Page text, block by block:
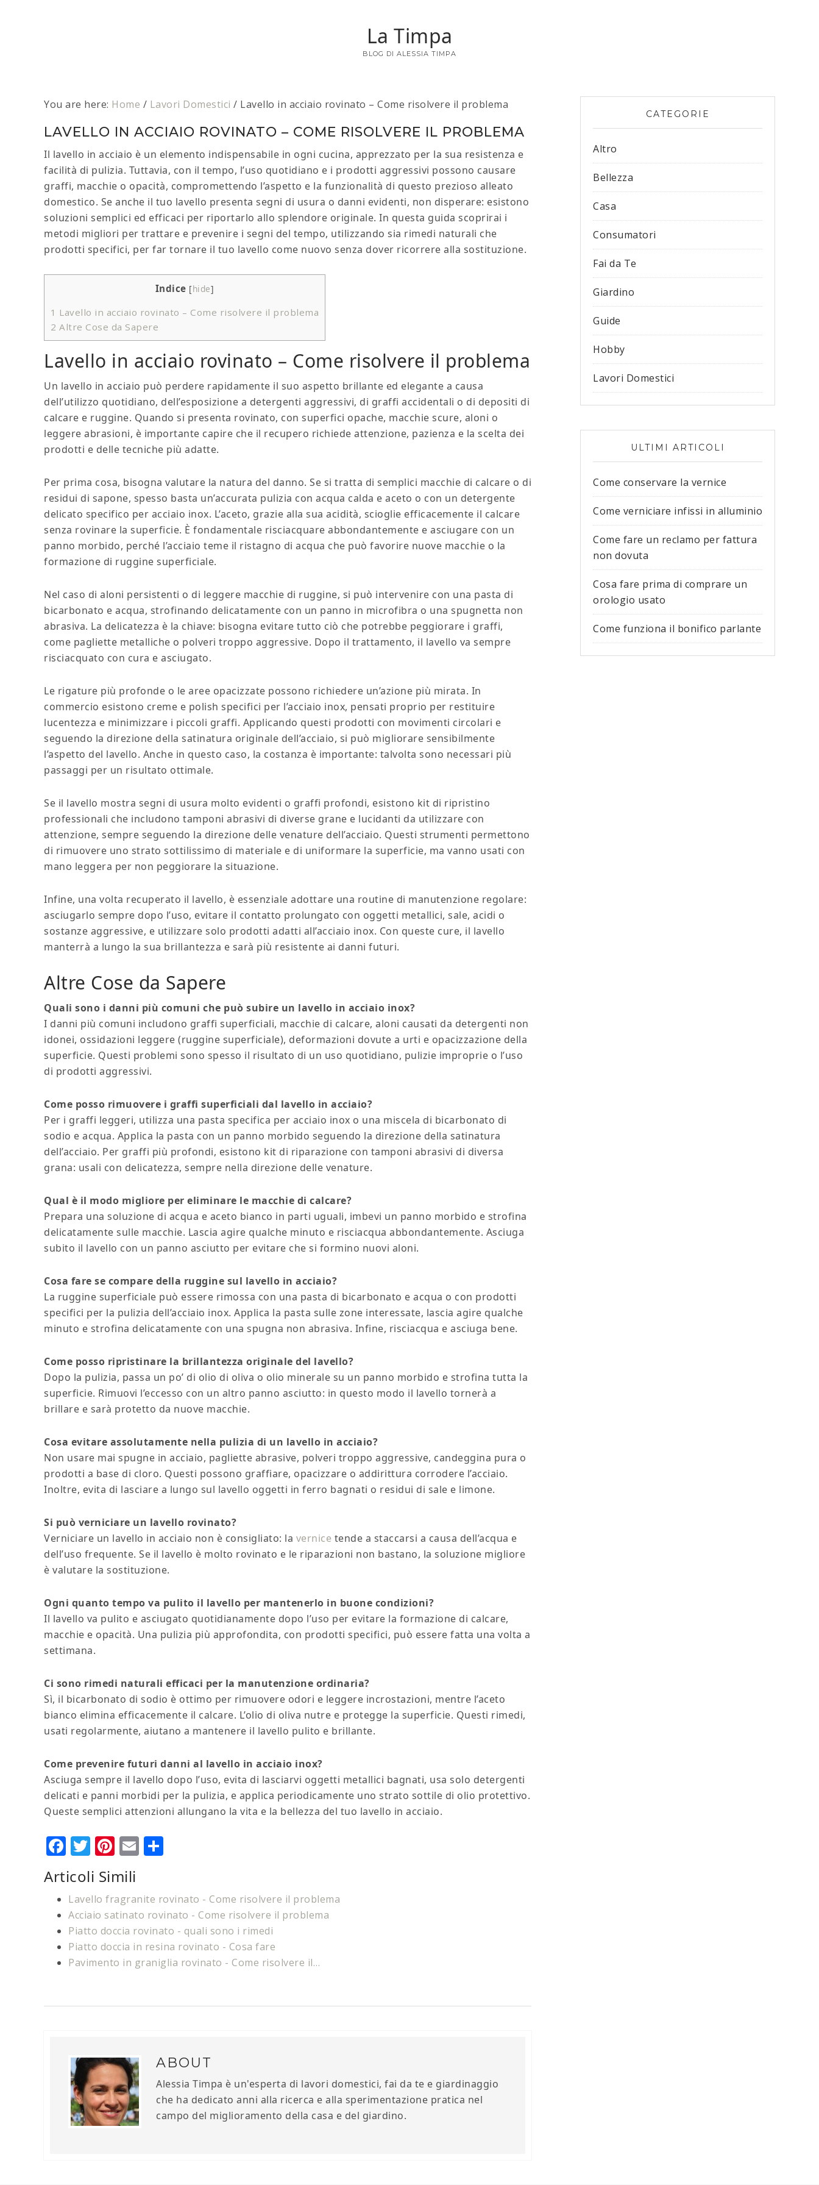
La Timpa
BLOG DI ALESSIA TIMPA
You are here: Home / Lavori Domestici / Lavello in acciaio rovinato​​ – Come risolvere il problema
LAVELLO IN ACCIAIO ROVINATO​​ – COME RISOLVERE IL PROBLEMA
Il lavello in acciaio è un elemento indispensabile in ogni cucina, apprezzato per la sua resistenza e
facilità di pulizia. Tuttavia, con il tempo, l’uso quotidiano e i prodotti aggressivi possono causare
graffi, macchie o opacità, compromettendo l’aspetto e la funzionalità di questo prezioso alleato
domestico. Se anche il tuo lavello presenta segni di usura o danni evidenti, non disperare: esistono
soluzioni semplici ed efficaci per riportarlo allo splendore originale. In questa guida scoprirai i
metodi migliori per trattare e prevenire i segni del tempo, utilizzando sia rimedi naturali che
prodotti specifici, per far tornare il tuo lavello come nuovo senza dover ricorrere alla sostituzione.
Indice [hide]
1 Lavello in acciaio rovinato​​ – Come risolvere il problema
2 Altre Cose da Sapere
Lavello in acciaio rovinato​​ – Come risolvere il problema
Un lavello in acciaio può perdere rapidamente il suo aspetto brillante ed elegante a causa
dell’utilizzo quotidiano, dell’esposizione a detergenti aggressivi, di graffi accidentali o di depositi di
calcare e ruggine. Quando si presenta rovinato, con superfici opache, macchie scure, aloni o
leggere abrasioni, è importante capire che il recupero richiede attenzione, pazienza e la scelta dei
prodotti e delle tecniche più adatte.
Per prima cosa, bisogna valutare la natura del danno. Se si tratta di semplici macchie di calcare o di
residui di sapone, spesso basta un’accurata pulizia con acqua calda e aceto o con un detergente
delicato specifico per acciaio inox. L’aceto, grazie alla sua acidità, scioglie efficacemente il calcare
senza rovinare la superficie. È fondamentale risciacquare abbondantemente e asciugare con un
panno morbido, perché l’acciaio teme il ristagno di acqua che può favorire nuove macchie o la
formazione di ruggine superficiale.
Nel caso di aloni persistenti o di leggere macchie di ruggine, si può intervenire con una pasta di
bicarbonato e acqua, strofinando delicatamente con un panno in microfibra o una spugnetta non
abrasiva. La delicatezza è la chiave: bisogna evitare tutto ciò che potrebbe peggiorare i graffi,
come pagliette metalliche o polveri troppo aggressive. Dopo il trattamento, il lavello va sempre
risciacquato con cura e asciugato.
Le rigature più profonde o le aree opacizzate possono richiedere un’azione più mirata. In
commercio esistono creme e polish specifici per l’acciaio inox, pensati proprio per restituire
lucentezza e minimizzare i piccoli graffi. Applicando questi prodotti con movimenti circolari e
seguendo la direzione della satinatura originale dell’acciaio, si può migliorare sensibilmente
l’aspetto del lavello. Anche in questo caso, la costanza è importante: talvolta sono necessari più
passaggi per un risultato ottimale.
Se il lavello mostra segni di usura molto evidenti o graffi profondi, esistono kit di ripristino
professionali che includono tamponi abrasivi di diverse grane e lucidanti da utilizzare con
attenzione, sempre seguendo la direzione delle venature dell’acciaio. Questi strumenti permettono
di rimuovere uno strato sottilissimo di materiale e di uniformare la superficie, ma vanno usati con
mano leggera per non peggiorare la situazione.
Infine, una volta recuperato il lavello, è essenziale adottare una routine di manutenzione regolare:
asciugarlo sempre dopo l’uso, evitare il contatto prolungato con oggetti metallici, sale, acidi o
sostanze aggressive, e utilizzare solo prodotti adatti all’acciaio inox. Con queste cure, il lavello
manterrà a lungo la sua brillantezza e sarà più resistente ai danni futuri.
Altre Cose da Sapere
Quali sono i danni più comuni che può subire un lavello in acciaio inox?
I danni più comuni includono graffi superficiali, macchie di calcare, aloni causati da detergenti non
idonei, ossidazioni leggere (ruggine superficiale), deformazioni dovute a urti e opacizzazione della
superficie. Questi problemi sono spesso il risultato di un uso quotidiano, pulizie improprie o l’uso
di prodotti aggressivi.
Come posso rimuovere i graffi superficiali dal lavello in acciaio?
Per i graffi leggeri, utilizza una pasta specifica per acciaio inox o una miscela di bicarbonato di
sodio e acqua. Applica la pasta con un panno morbido seguendo la direzione della satinatura
dell’acciaio. Per graffi più profondi, esistono kit di riparazione con tamponi abrasivi di diversa
grana: usali con delicatezza, sempre nella direzione delle venature.
Qual è il modo migliore per eliminare le macchie di calcare?
Prepara una soluzione di acqua e aceto bianco in parti uguali, imbevi un panno morbido e strofina
delicatamente sulle macchie. Lascia agire qualche minuto e risciacqua abbondantemente. Asciuga
subito il lavello con un panno asciutto per evitare che si formino nuovi aloni.
Cosa fare se compare della ruggine sul lavello in acciaio?
La ruggine superficiale può essere rimossa con una pasta di bicarbonato e acqua o con prodotti
specifici per la pulizia dell’acciaio inox. Applica la pasta sulle zone interessate, lascia agire qualche
minuto e strofina delicatamente con una spugna non abrasiva. Infine, risciacqua e asciuga bene.
Come posso ripristinare la brillantezza originale del lavello?
Dopo la pulizia, passa un po’ di olio di oliva o olio minerale su un panno morbido e strofina tutta la
superficie. Rimuovi l’eccesso con un altro panno asciutto: in questo modo il lavello tornerà a
brillare e sarà protetto da nuove macchie.
Cosa evitare assolutamente nella pulizia di un lavello in acciaio?
Non usare mai spugne in acciaio, pagliette abrasive, polveri troppo aggressive, candeggina pura o
prodotti a base di cloro. Questi possono graffiare, opacizzare o addirittura corrodere l’acciaio.
Inoltre, evita di lasciare a lungo sul lavello oggetti in ferro bagnati o residui di sale e limone.
Si può verniciare un lavello rovinato?
Verniciare un lavello in acciaio non è consigliato: la vernice tende a staccarsi a causa dell’acqua e
dell’uso frequente. Se il lavello è molto rovinato e le riparazioni non bastano, la soluzione migliore
è valutare la sostituzione.
Ogni quanto tempo va pulito il lavello per mantenerlo in buone condizioni?
Il lavello va pulito e asciugato quotidianamente dopo l’uso per evitare la formazione di calcare,
macchie e opacità. Una pulizia più approfondita, con prodotti specifici, può essere fatta una volta a
settimana.
Ci sono rimedi naturali efficaci per la manutenzione ordinaria?
Sì, il bicarbonato di sodio è ottimo per rimuovere odori e leggere incrostazioni, mentre l’aceto
bianco elimina efficacemente il calcare. L’olio di oliva nutre e protegge la superficie. Questi rimedi,
usati regolarmente, aiutano a mantenere il lavello pulito e brillante.
Come prevenire futuri danni al lavello in acciaio inox?
Asciuga sempre il lavello dopo l’uso, evita di lasciarvi oggetti metallici bagnati, usa solo detergenti
delicati e panni morbidi per la pulizia, e applica periodicamente uno strato sottile di olio protettivo.
Queste semplici attenzioni allungano la vita e la bellezza del tuo lavello in acciaio.
Facebook
Twitter
Pinterest
Email
Articoli Simili
Lavello fragranite rovinato​​ - Come risolvere il problema
Acciaio satinato rovinato​​ - Come risolvere il problema
Piatto doccia rovinato - quali sono i rimedi
Piatto doccia in resina rovinato​​ - Cosa fare
Pavimento in graniglia rovinato​ - Come risolvere il…
ABOUT
Alessia Timpa è un'esperta di lavori domestici, fai da te e giardinaggio
che ha dedicato anni alla ricerca e alla sperimentazione pratica nel
campo del miglioramento della casa e del giardino.
CATEGORIE
Altro
Bellezza
Casa
Consumatori
Fai da Te
Giardino
Guide
Hobby
Lavori Domestici
ULTIMI ARTICOLI
Come conservare la vernice
Come verniciare infissi in alluminio
Come fare un reclamo per fattura
non dovuta
Cosa fare prima di comprare un
orologio usato
Come funziona il bonifico parlante